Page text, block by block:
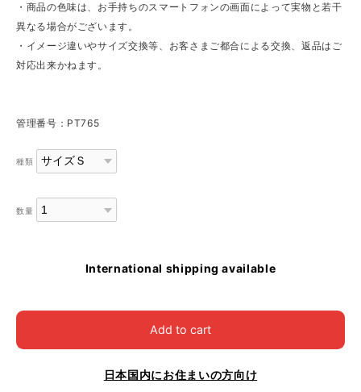
・商品の色味は、お手持ちのスマートフォンの画面によって実物と若干
異なる場合がございます。
・イメージ違いやサイズ交換等、お客さまご都合による交換、返品はご
対応出来かねます。
管理番号：PT765
種類
数量
International shipping available
Add to cart
日本国内にお住まいの方向け